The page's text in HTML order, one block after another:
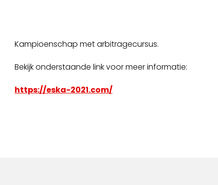
Kampioenschap met arbitragecursus.
Bekijk onderstaande link voor meer informatie:
https://eska-2021.com/